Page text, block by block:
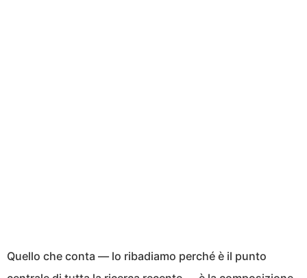
Quello che conta — lo ribadiamo perché è il punto